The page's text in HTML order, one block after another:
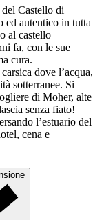
Castello di
ed autentico in tutta
al castello
fa, con le sue
cura.
dove l’acqua,
sotterranee. Si
di Moher, alte
senza fiato!
l’estuario del
cena e